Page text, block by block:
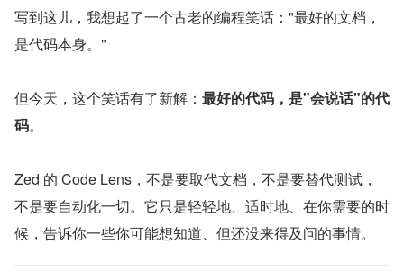
写到这儿，我想起了一个古老的编程笑话："最好的文档，
是代码本身。"
但今天，这个笑话有了新解： 最好的代码，是"会说话"的代
码。
Zed 的 Code Lens，不是要取代文档，不是要替代测试，
不是要自动化一切。它只是轻轻地、适时地、在你需要的时
候，告诉你一些你可能想知道、但还没来得及问的事情。